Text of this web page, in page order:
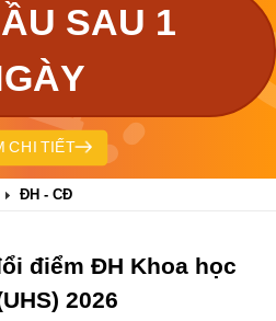
SAU 1
CHI TIẾT
ĐH - CĐ
điểm ĐH Khoa học
2026